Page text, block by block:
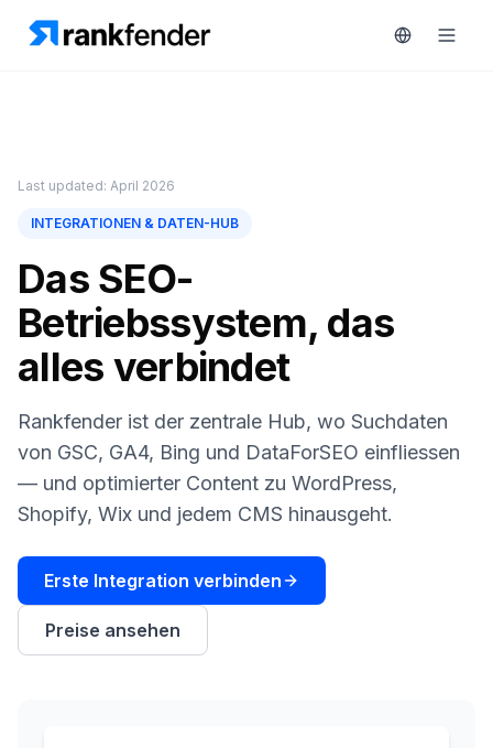
Plattform
ÜBERWACHEN
RAIVE
Engine
Tracking
Keyword-
Intelligenz
HANDELN
Content
Engine
RAISA
Assistant
Lösungen
Ressourcen
Kostenlose
Tools
Preise
Demo
buchen
Free Trial
Last updated: April 2026
INTEGRATIONEN & DATEN-HUB
Das SEO-
Betriebssystem, das
alles verbindet
Rankfender ist der zentrale Hub, wo Suchdaten
von GSC, GA4, Bing und DataForSEO einfliessen
— und optimierter Content zu WordPress,
Shopify, Wix und jedem CMS hinausgeht.
Erste Integration verbinden
Preise ansehen